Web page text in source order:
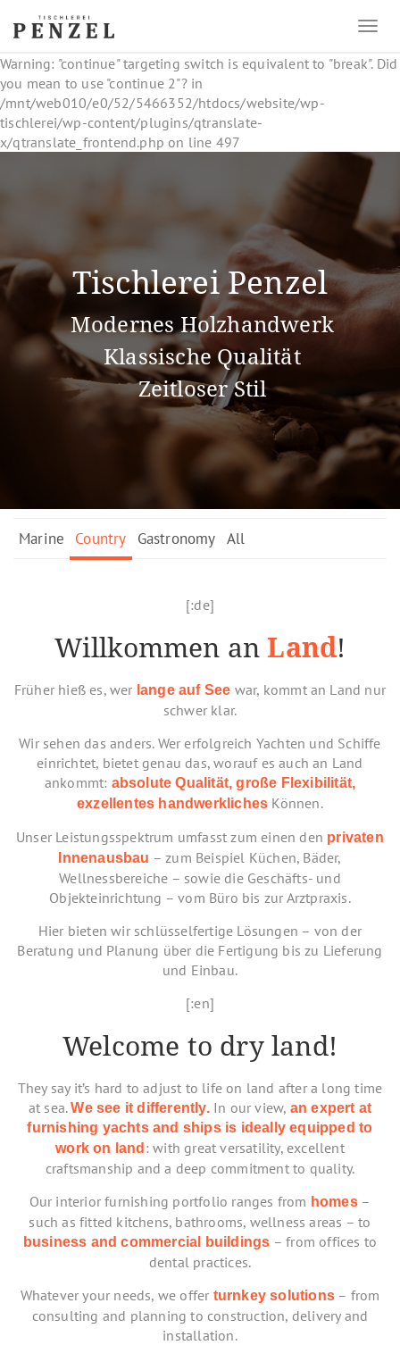
Warning: "continue" targeting switch is equivalent to "break". Did
you mean to use "continue 2"? in
/mnt/web010/e0/52/5466352/htdocs/website/wp-
tischlerei/wp-content/plugins/qtranslate-
x/qtranslate_frontend.php on line 497
Tischlerei Penzel
Modernes Holzhandwerk
Klassische Qualität
Zeitloser Stil
Marine Country Gastronomy All
[:de]
Willkommen anLand!
Früher hieß es, wer lange auf See war, kommt an Land nur
schwer klar.
Wir sehen das anders. Wer erfolgreich Yachten und Schiffe
einrichtet, bietet genau das, worauf es auch an Land
ankommt: absolute Qualität, große Flexibilität,
exzellentes handwerkliches Können.
Unser Leistungsspektrum umfasst zum einen den privaten
Innenausbau – zum Beispiel Küchen, Bäder,
Wellnessbereiche – sowie die Geschäfts- und
Objekteinrichtung – vom Büro bis zur Arztpraxis.
Hier bieten wir schlüsselfertige Lösungen – von der
Beratung und Planung über die Fertigung bis zu Lieferung
und Einbau.
[:en]
Welcome to dry land!
They say it’s hard to adjust to life on land after a long time
at sea.We see it differently.In our view, an expert at
furnishing yachts and ships is ideally equipped to
work on land : with great versatility, excellent
craftsmanship and a deep commitment to quality.
Our interior furnishing portfolio ranges from homes–
such as fitted kitchens, bathrooms, wellness areas – to
business and commercial buildings – from offices to
dental practices.
Whatever your needs, we offer turnkey solutions – from
consulting and planning to construction, delivery and
installation.